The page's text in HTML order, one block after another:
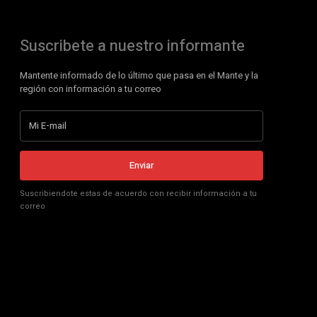
Suscribete a nuestro informante
Mantente informado de lo último que pasa en el Mante y la
región con información a tu correo
Enviar
Suscribiendote estas de acuerdo con recibir información a tu
correo